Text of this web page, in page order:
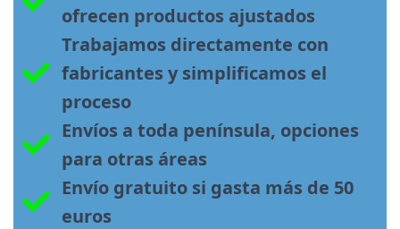
ofrecen productos ajustados
Trabajamos directamente con
fabricantes y simplificamos el
proceso
Envíos a toda península, opciones
para otras áreas
Envío gratuito si gasta más de 50
euros